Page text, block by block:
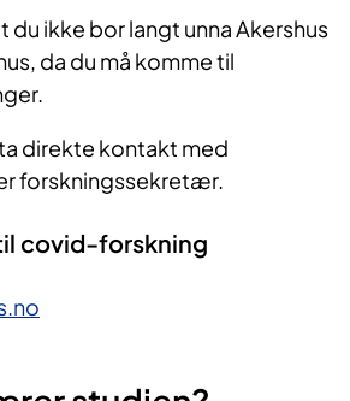
du ikke bor langt unna Akershus
da du må komme til
direkte kontakt med
forskningssekretær.
covid-forskning